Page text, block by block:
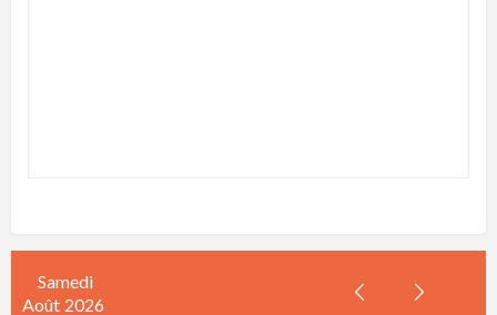
Samedi
Août 2026